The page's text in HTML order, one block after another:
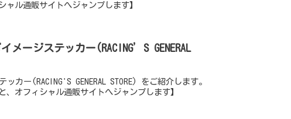
ャル通販サイトへジャンプします】
メージステッカー(RACING’S GENERAL
ッカー(RACING'S GENERAL STORE) をご紹介します。
、オフィシャル通販サイトへジャンプします】